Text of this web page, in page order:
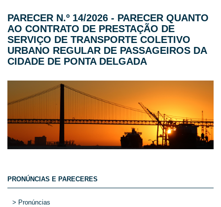
PARECER N.º 14/2026 - PARECER QUANTO
AO CONTRATO DE PRESTAÇÃO DE
SERVIÇO DE TRANSPORTE COLETIVO
URBANO REGULAR DE PASSAGEIROS DA
CIDADE DE PONTA DELGADA
PRONÚNCIAS E PARECERES
> Pronúncias